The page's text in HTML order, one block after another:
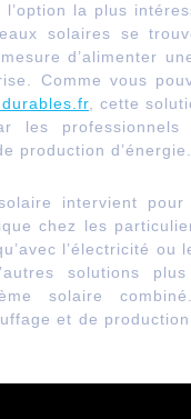
la plus
solaires se
d’alimenter
Comme vous
, cette
les professionnels
production d’énergie.
intervient
chez les
l’électricité ou
solutions plus
solaire
et de production